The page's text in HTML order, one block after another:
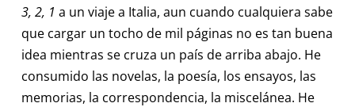
3, 2, 1 a un viaje a Italia, aun cuando cualquiera sabe
que cargar un tocho de mil páginas no es tan buena
idea mientras se cruza un país de arriba abajo. He
consumido las novelas, la poesía, los ensayos, las
memorias, la correspondencia, la miscelánea. He